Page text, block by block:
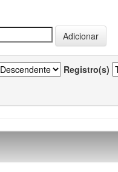
Registro(s)